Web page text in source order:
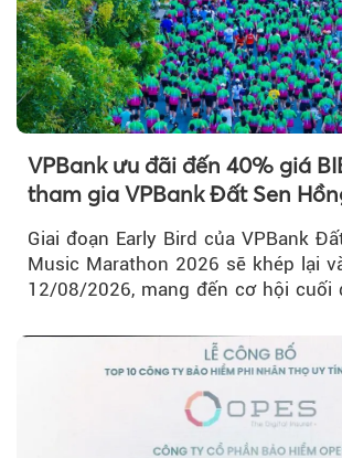
VPBank ưu đãi đến 40% giá
tham gia VPBank Đất Sen
Giai đoạn Early Bird của VPBank
Music Marathon 2026 sẽ khép lại
12/08/2026, mang đến cơ hội cuối